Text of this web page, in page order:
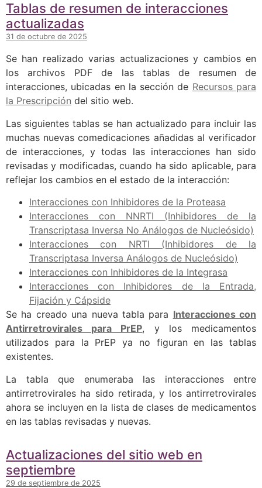
Tablas de resumen de interacciones
actualizadas
31 de octubre de 2025
Se han realizado varias actualizaciones y cambios en
los archivos PDF de las tablas de resumen de
interacciones, ubicadas en la sección de Recursos para
la Prescripción del sitio web.
Las siguientes tablas se han actualizado para incluir las
muchas nuevas comedicaciones añadidas al verificador
de interacciones, y todas las interacciones han sido
revisadas y modificadas, cuando ha sido aplicable, para
reflejar los cambios en el estado de la interacción:
Interacciones con Inhibidores de la Proteasa
Interacciones con NNRTI (Inhibidores de la
Transcriptasa Inversa No Análogos de Nucleósido)
Interacciones con NRTI (Inhibidores de la
Transcriptasa Inversa Análogos de Nucleósido)
Interacciones con Inhibidores de la Integrasa
Interacciones con Inhibidores de la Entrada,
Fijación y Cápside
Se ha creado una nueva tabla para Interacciones con
Antirretrovirales para PrEP, y los medicamentos
utilizados para la PrEP ya no figuran en las tablas
existentes.
La tabla que enumeraba las interacciones entre
antirretrovirales ha sido retirada, y los antirretrovirales
ahora se incluyen en la lista de clases de medicamentos
en las tablas revisadas y nuevas.
Actualizaciones del sitio web en
septiembre
29 de septiembre de 2025